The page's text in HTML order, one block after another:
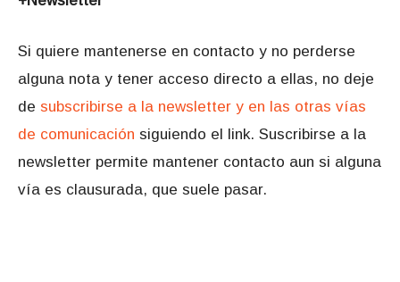
Si quiere mantenerse en contacto y no perderse
alguna nota y tener acceso directo a ellas, no deje
de subscribirse a la newsletter y en las otras vías
de comunicación siguiendo el link. Suscribirse a la
newsletter permite mantener contacto aun si alguna
vía es clausurada, que suele pasar.